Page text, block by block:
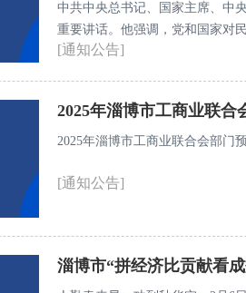
中共中央总书记、国家主席、中
重要讲话。他强调，党和国家对
制度体系，将一以贯之坚持和落
[通知公告]
2025年淄博市工商业联合
2025年淄博市工商业联合会部门
[通知公告]
淄博市“拼经济比贡献看